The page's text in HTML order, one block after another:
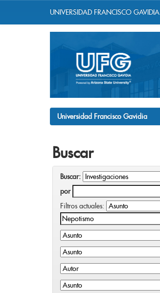
UNIVERSIDAD FRANCISCO GAVIDIA
Universidad Francisco Gavidia
Buscar
Buscar:
por
Filtros actuales: